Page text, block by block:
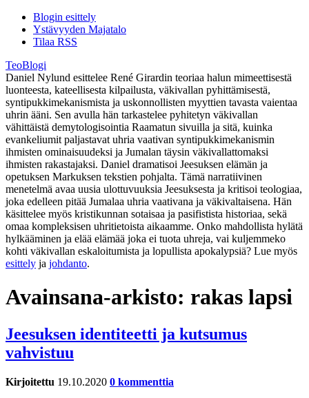
Blogin esittely
Ystävyyden Majatalo
Tilaa RSS
TeoBlogi
Daniel Nylund esittelee René Girardin teoriaa halun mimeettisestä
luonteesta, kateellisesta kilpailusta, väkivallan pyhittämisestä,
syntipukkimekanismista ja uskonnollisten myyttien tavasta vaientaa
uhrin ääni. Sen avulla hän tarkastelee pyhitetyn väkivallan
vähittäistä demytologisointia Raamatun sivuilla ja sitä, kuinka
evankeliumit paljastavat uhria vaativan syntipukkimekanismin
ihmisten ominaisuudeksi ja Jumalan täysin väkivallattomaksi
ihmisten rakastajaksi. Daniel dramatisoi Jeesuksen elämän ja
opetuksen Markuksen tekstien pohjalta. Tämä narratiivinen
menetelmä avaa uusia ulottuvuuksia Jeesuksesta ja kritisoi teologiaa,
joka edelleen pitää Jumalaa uhria vaativana ja väkivaltaisena. Hän
käsittelee myös kristikunnan sotaisaa ja pasifistista historiaa, sekä
omaa kompleksisen uhritietoista aikaamme. Onko mahdollista hylätä
hylkääminen ja elää elämää joka ei tuota uhreja, vai kuljemmeko
kohti väkivallan eskaloitumista ja lopullista apokalypsiä? Lue myös
esittely ja johdanto.
Avainsana-arkisto: rakas lapsi
Jeesuksen identiteetti ja kutsumus
vahvistuu
Kirjoitettu 19.10.2020 0 kommenttia